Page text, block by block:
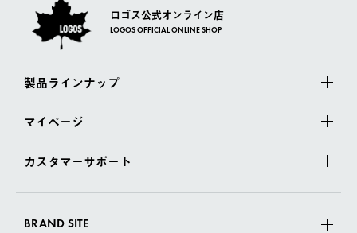
ロゴス公式オンライン店
LOGOS OFFICIAL ONLINE SHOP
製品ラインナップ
マイページ
カスタマーサポート
BRAND SITE